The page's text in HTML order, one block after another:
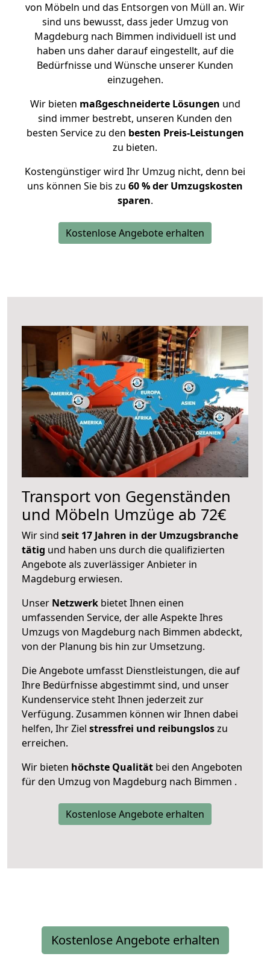
von Möbeln und das Entsorgen von Müll an. Wir
sind uns bewusst, dass jeder Umzug von
Magdeburg nach Bimmen individuell ist und
haben uns daher darauf eingestellt, auf die
Bedürfnisse und Wünsche unserer Kunden
einzugehen.
Wir bieten maßgeschneiderte Lösungen und
sind immer bestrebt, unseren Kunden den
besten Service zu den besten Preis-Leistungen
zu bieten.
Kostengünstiger wird Ihr Umzug nicht, denn bei
uns können Sie bis zu 60 % der Umzugskosten
sparen.
Kostenlose Angebote erhalten
Transport von Gegenständen
und Möbeln Umzüge ab 72€
Wir sind seit 17 Jahren in der Umzugsbranche
tätig und haben uns durch die qualifizierten
Angebote als zuverlässiger Anbieter in
Magdeburg erwiesen.
Unser Netzwerk bietet Ihnen einen
umfassenden Service, der alle Aspekte Ihres
Umzugs von Magdeburg nach Bimmen abdeckt,
von der Planung bis hin zur Umsetzung.
Die Angebote umfasst Dienstleistungen, die auf
Ihre Bedürfnisse abgestimmt sind, und unser
Kundenservice steht Ihnen jederzeit zur
Verfügung. Zusammen können wir Ihnen dabei
helfen, Ihr Ziel stressfrei und reibungsloszu
erreichen.
Wir bieten höchste Qualität bei den Angeboten
für den Umzug von Magdeburg nach Bimmen .
Kostenlose Angebote erhalten
Kostenlose Angebote erhalten